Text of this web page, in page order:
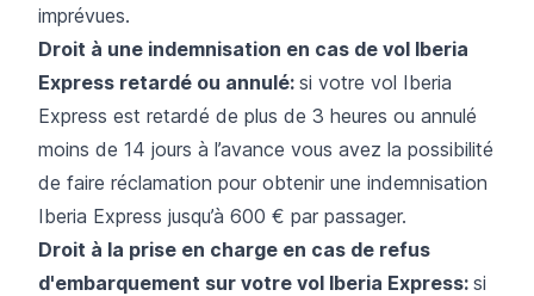
imprévues.
Droit à une indemnisation en cas de vol Iberia
Express retardé ou annulé: si votre vol Iberia
Express est retardé de plus de 3 heures ou annulé
moins de 14 jours à l’avance vous avez la possibilité
de faire réclamation pour obtenir une indemnisation
Iberia Express jusqu’à 600 € par passager.
Droit à la prise en charge en cas de refus
d'embarquement sur votre vol Iberia Express: si